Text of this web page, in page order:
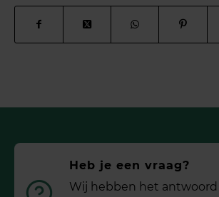
Heb je een vraag?
Wij hebben het antwoord